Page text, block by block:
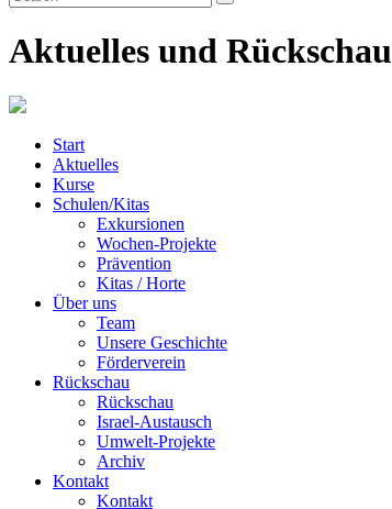
Aktuelles und Rückschau
Start
Aktuelles
Kurse
Schulen/Kitas
Exkursionen
Wochen-Projekte
Prävention
Kitas / Horte
Über uns
Team
Unsere Geschichte
Förderverein
Rückschau
Rückschau
Israel-Austausch
Umwelt-Projekte
Archiv
Kontakt
Kontakt